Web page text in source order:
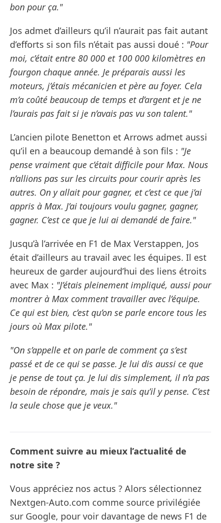
bon pour ça."
Jos admet d’ailleurs qu’il n’aurait pas fait autant
d’efforts si son fils n’était pas aussi doué : "Pour
moi, c’était entre 80 000 et 100 000 kilomètres en
fourgon chaque année. Je préparais aussi les
moteurs, j’étais mécanicien et père au foyer. Cela
m’a coûté beaucoup de temps et d’argent et je ne
l’aurais pas fait si je n’avais pas vu son talent."
L’ancien pilote Benetton et Arrows admet aussi
qu’il en a beaucoup demandé à son fils : "Je
pense vraiment que c’était difficile pour Max. Nous
n’allions pas sur les circuits pour courir après les
autres. On y allait pour gagner, et c’est ce que j’ai
appris à Max. J’ai toujours voulu gagner, gagner,
gagner. C’est ce que je lui ai demandé de faire."
Jusqu’à l’arrivée en F1 de Max Verstappen, Jos
était d’ailleurs au travail avec les équipes. Il est
heureux de garder aujourd’hui des liens étroits
avec Max : "J’étais pleinement impliqué, aussi pour
montrer à Max comment travailler avec l’équipe.
Ce qui est bien, c’est qu’on se parle encore tous les
jours où Max pilote."
"On s’appelle et on parle de comment ça s’est
passé et de ce qui se passe. Je lui dis aussi ce que
je pense de tout ça. Je lui dis simplement, il n’a pas
besoin de répondre, mais je sais qu’il y pense. C’est
la seule chose que je veux."
Comment suivre au mieux l’actualité de
notre site ?
Vous appréciez nos actus ? Alors sélectionnez
Nextgen-Auto.com comme source privilégiée
sur Google, pour voir davantage de news F1 de